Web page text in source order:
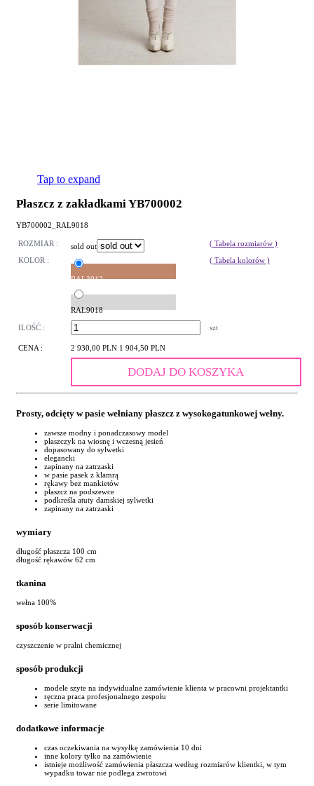
Tap to expand
Płaszcz z zakładkami YB700002
YB700002_RAL9018
ROZMIAR : sold out
( Tabela rozmiarów )
KOLOR :
RAL3012
RAL9018
( Tabela kolorów )
ILOŚĆ : szt
CENA : 2 930,00 PLN 1 904,50 PLN
DODAJ DO KOSZYKA
Prosty, odcięty w pasie wełniany płaszcz z wysokogatunkowej wełny.
zawsze modny i ponadczasowy model
płaszczyk na wiosnę i wczesną jesień
dopasowany do sylwetki
elegancki
zapinany na zatrzaski
w pasie pasek z klamrą
rękawy bez mankietów
płaszcz na podszewce
podkreśla atuty damskiej sylwetki
zapinany na zatrzaski
wymiary
długość płaszcza 100 cm
długość rękawów 62 cm
tkanina
wełna 100%
sposób konserwacji
czyszczenie w pralni chemicznej
sposób produkcji
modele szyte na indywidualne zamówienie klienta w pracowni projektantki
ręczna praca profesjonalnego zespołu
serie limitowane
dodatkowe informacje
czas oczekiwania na wysyłkę zamówienia 10 dni
inne kolory tylko na zamówienie
istnieje możliwość zamówienia płaszcza według rozmiarów klientki, w tym
wypadku towar nie podlega zwrotowi